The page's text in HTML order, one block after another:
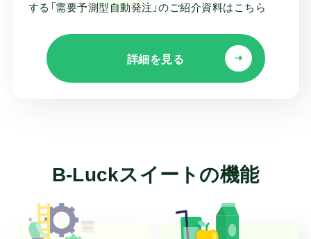
する 「需要予測型自動発注」のご紹介資料はこちら
詳細を見る
B-Luckスイートの機能